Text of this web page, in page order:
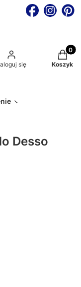
się Koszyk
Desso